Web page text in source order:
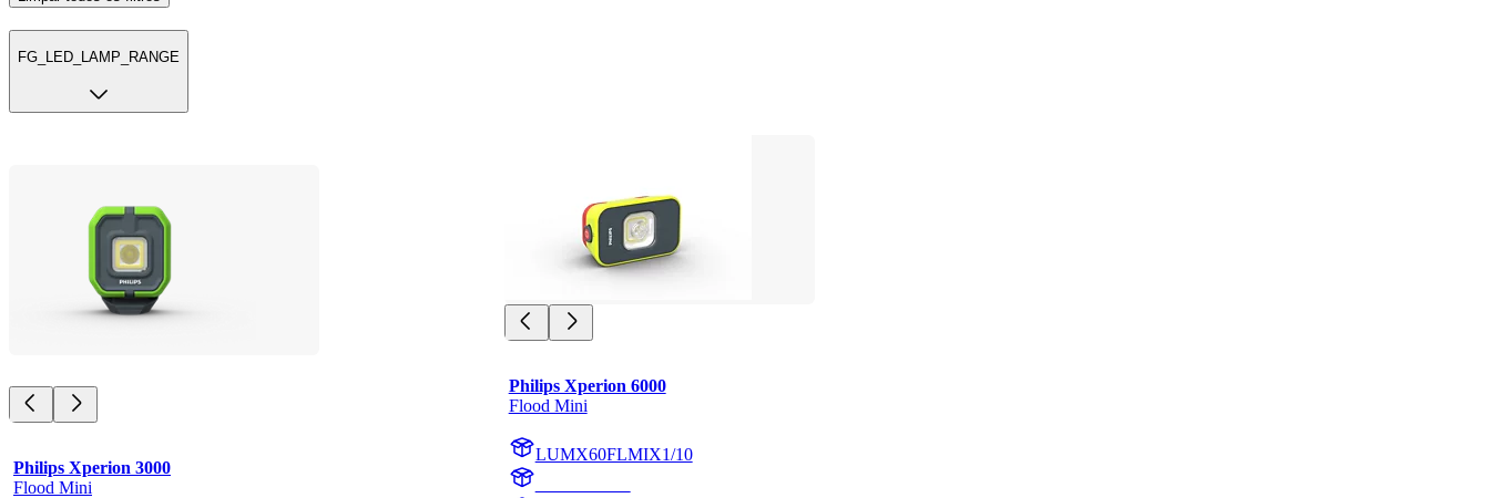
FG_LED_LAMP_RANGE
Philips Xperion 3000
Flood Mini
Philips Xperion 6000
Flood Mini
LUMX60FLMIX1/10